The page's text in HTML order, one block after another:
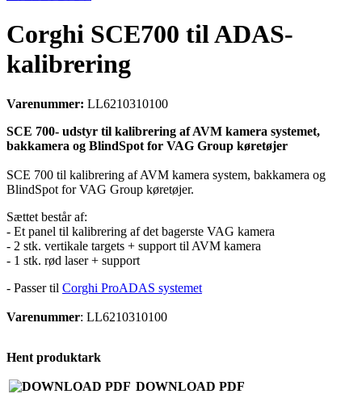
Corghi SCE700 til ADAS-
kalibrering
Varenummer: LL6210310100
SCE 700- udstyr til kalibrering af AVM kamera systemet,
bakkamera og BlindSpot for VAG Group køretøjer
SCE 700 til kalibrering af AVM kamera system, bakkamera og
BlindSpot for VAG Group køretøjer.
Sættet består af:
- Et panel til kalibrering af det bagerste VAG kamera
- 2 stk. vertikale targets + support til AVM kamera
- 1 stk. rød laser + support
- Passer til Corghi ProADAS systemet
Varenummer: LL6210310100
Hent produktark
DOWNLOAD PDF